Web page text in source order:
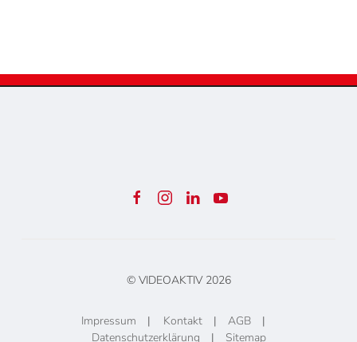
© VIDEOAKTIV 2026
Impressum | Kontakt| AGB|
Datenschutzerklärung | Sitemap